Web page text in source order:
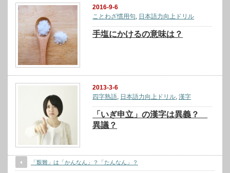
2016-9-6
ことわざ慣用句, 日本語力向上ドリル
手塩にかけるの意味は？
2013-3-6
四字熟語, 日本語力向上ドリル,漢字
「いぎ申立」の漢字は異義？
異議？
「艱難」は「かんなん」？「たんなん」？